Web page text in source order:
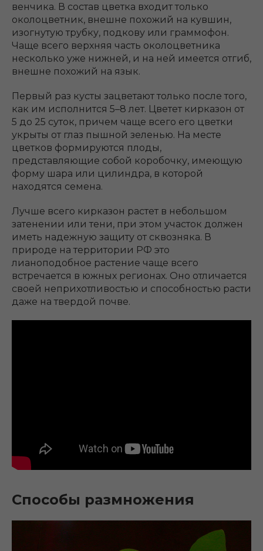
венчика. В состав цветка входит только
околоцветник, внешне похожий на кувшин,
изогнутую трубку, подкову или граммофон.
Чаще всего верхняя часть околоцветника
несколько уже нижней, и на ней имеется отгиб,
внешне похожий на язык.
Первый раз кусты зацветают только после того,
как им исполнится 5–8 лет. Цветет кирказон от
5 до 25 суток, причем чаще всего его цветки
укрыты от глаз пышной зеленью. На месте
цветков формируются плоды,
представляющие собой коробочку, имеющую
форму шара или цилиндра, в которой
находятся семена.
Лучше всего кирказон растет в небольшом
затенении или тени, при этом участок должен
иметь надежную защиту от сквозняка. В
природе на территории РФ это
лианоподобное растение чаще всего
встречается в южных регионах. Оно отличается
своей неприхотливостью и способностью расти
даже на твердой почве.
Способы размножения